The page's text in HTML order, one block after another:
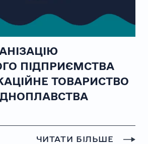
ПІДПРИЄМСТВА
ТОВАРИСТВО
ЧИТАТИ БІЛЬШЕ